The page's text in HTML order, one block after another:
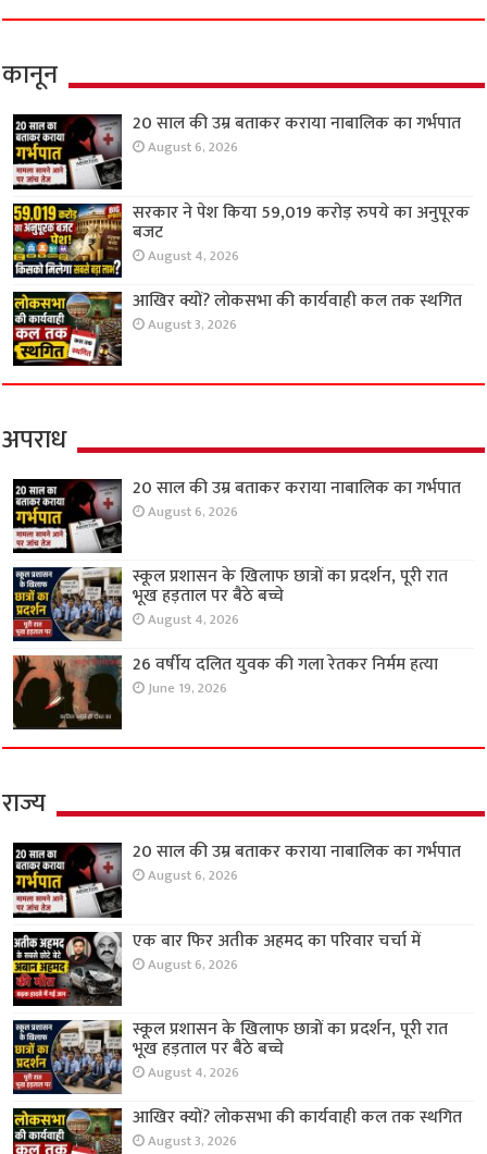
कानून
20 साल की उम्र बताकर कराया नाबालिक का गर्भपात
August 6, 2026
सरकार ने पेश किया 59,019 करोड़ रुपये का अनुपूरक
बजट
August 4, 2026
आखिर क्यों? लोकसभा की कार्यवाही कल तक स्थगित
August 3, 2026
अपराध
20 साल की उम्र बताकर कराया नाबालिक का गर्भपात
August 6, 2026
स्कूल प्रशासन के खिलाफ छात्रों का प्रदर्शन, पूरी रात
भूख हड़ताल पर बैठे बच्चे
August 4, 2026
26 वर्षीय दलित युवक की गला रेतकर निर्मम हत्या
June 19, 2026
राज्य
20 साल की उम्र बताकर कराया नाबालिक का गर्भपात
August 6, 2026
एक बार फिर अतीक अहमद का परिवार चर्चा में
August 6, 2026
स्कूल प्रशासन के खिलाफ छात्रों का प्रदर्शन, पूरी रात
भूख हड़ताल पर बैठे बच्चे
August 4, 2026
आखिर क्यों? लोकसभा की कार्यवाही कल तक स्थगित
August 3, 2026